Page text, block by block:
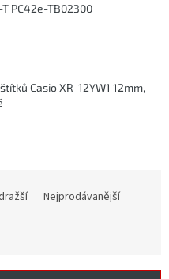
PC42e-TB02300
Casio XR-12YW1 12mm,
Nejprodávanější